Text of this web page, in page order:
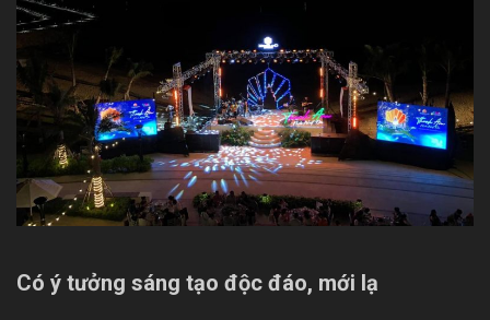
Có ý tưởng sáng tạo độc đáo, mới lạ